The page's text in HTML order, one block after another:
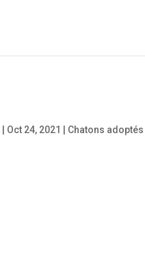
Oct 24, 2021 Chatons adoptés